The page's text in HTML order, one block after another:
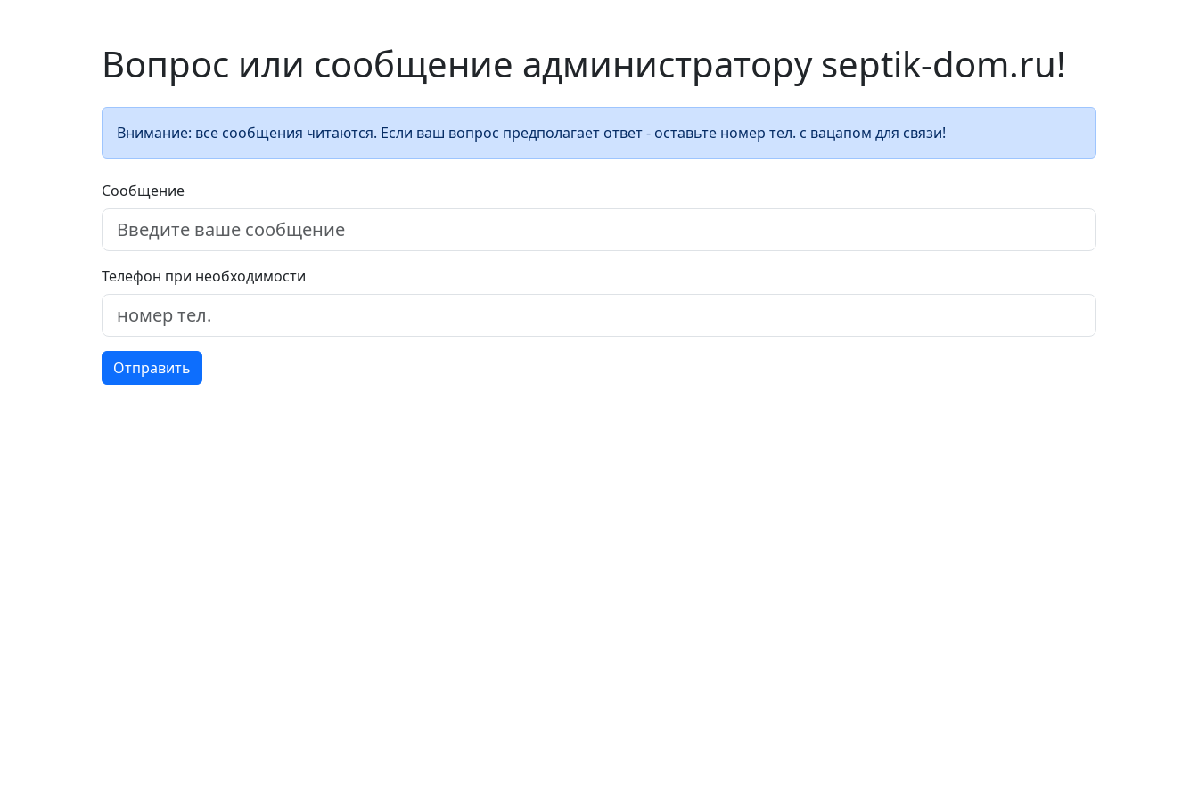
Вопрос или сообщение администратору septik-dom.ru!
Внимание: все сообщения читаются. Если ваш вопрос предполагает ответ - оставьте номер тел. с вацапом для связи!
Сообщение
Телефон при необходимости
Отправить